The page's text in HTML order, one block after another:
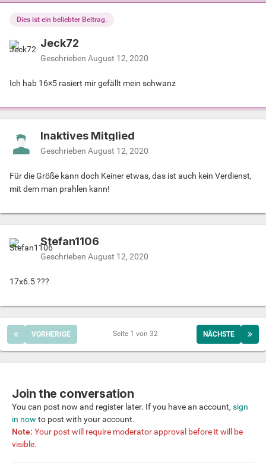
Dies ist ein beliebter Beitrag.
Jeck72
Geschrieben August 12, 2020
Ich hab 16×5 rasiert mir gefällt mein schwanz
Inaktives Mitglied
Geschrieben August 12, 2020
Für die Größe kann doch Keiner etwas, das ist auch kein Verdienst,
mit dem man prahlen kann!
Stefan1106
Geschrieben August 12, 2020
17x6.5 ???
VORHERIGE NÄCHSTE
Seite 1 von 32
Join the conversation
You can post now and register later. If you have an account, sign
in now to post with your account.
Note: Your post will require moderator approval before it will be
visible.